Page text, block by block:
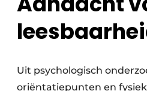
Uit psychologisch
oriëntatiepunten en